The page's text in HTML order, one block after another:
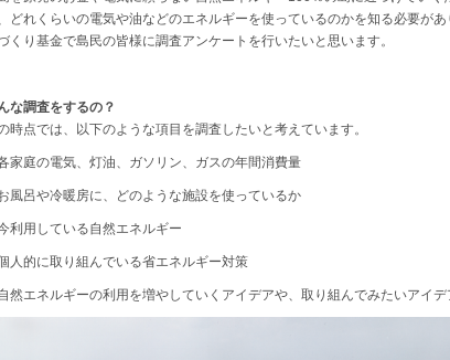
どれくらいの電気や油などのエネルギーを使っているのかを知る必要が
くり基金で島民の皆様に調査アンケートを行いたいと思います。
な調査をするの？
時点では、以下のような項目を調査したいと考えています。
家庭の電気、灯油、ガソリン、ガスの年間消費量
風呂や冷暖房に、どのような施設を使っているか
利用している自然エネルギー
人的に取り組んでいる省エネルギー対策
然エネルギーの利用を増やしていくアイデアや、取り組んでみたいアイデ